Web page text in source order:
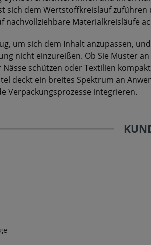
sich dem Wertstoffkreislauf
nachvollziehbare Materialkreisläufe
um sich dem Inhalt anzupassen,
nicht einzureißen. Ob Sie Muster
schützen oder Textilien
deckt ein breites Spektrum an
Verpackungsprozesse integrieren.